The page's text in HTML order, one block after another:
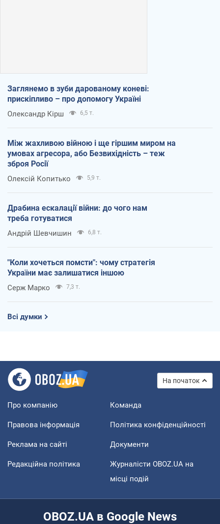
Заглянемо в зуби дарованому коневі:
прискіпливо – про допомогу Україні
Олександр Кірш 6,5 т.
Між жахливою війною і ще гіршим миром на
умовах агресора, або Безвихідність – теж
зброя Росії
Олексій Копитько 5,9 т.
Драбина ескалації війни: до чого нам
треба готуватися
Андрій Шевчишин 6,8 т.
"Коли хочеться помсти": чому стратегія
України має залишатися іншою
Серж Марко 7,3 т.
Всі думки
На початок
Про компанію Команда
Правова інформація Політика конфіденційності
Реклама на сайті Документи
Редакційна політика
Журналісти OBOZ.UA на
місці подій
OBOZ.UA в Google News